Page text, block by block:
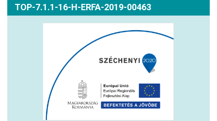
TOP-7.1.1-16-H-ERFA-2019-00463